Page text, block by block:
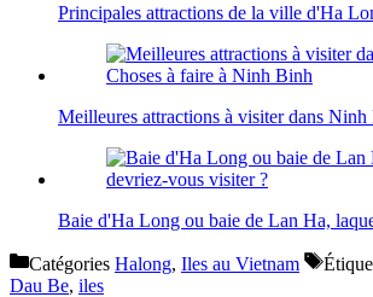
Principales attractions de la ville d'Ha
Meilleures attractions à visiter dans
Baie d'Ha Long ou baie de Lan Ha,
Catégories Halong, Iles au Vietnam
Dau Be, iles